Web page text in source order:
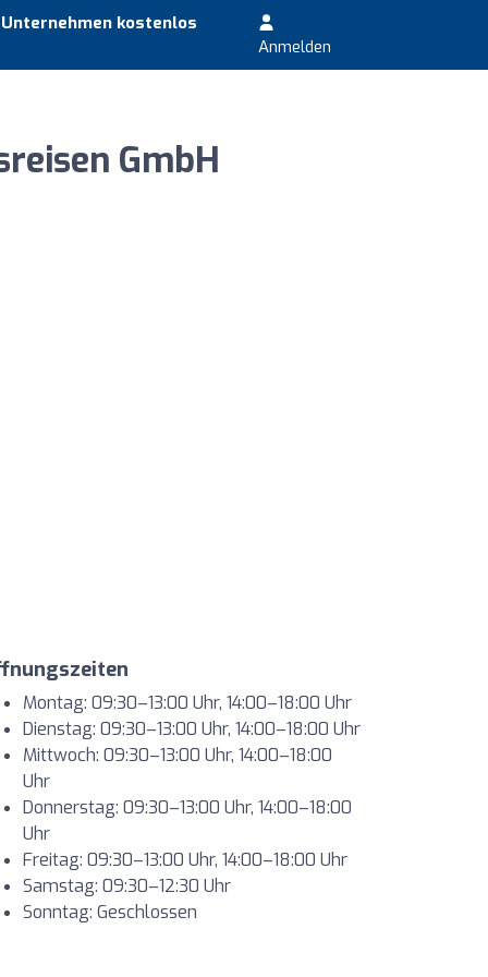
kostenlos
Anmelden
GmbH
Montag: 09:30–13:00 Uhr, 14:00–18:00 Uhr
Dienstag: 09:30–13:00 Uhr, 14:00–18:00 Uhr
Mittwoch: 09:30–13:00 Uhr, 14:00–18:00
Uhr
Donnerstag: 09:30–13:00 Uhr, 14:00–18:00
Uhr
Freitag: 09:30–13:00 Uhr, 14:00–18:00 Uhr
Samstag: 09:30–12:30 Uhr
Sonntag: Geschlossen